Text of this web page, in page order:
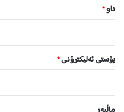
ناو*
پۆستی ئەلیکترۆنی*